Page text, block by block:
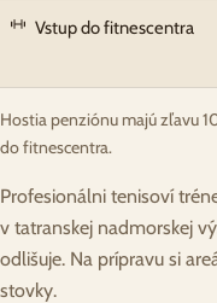
Vstup do fitnescentra
Hostia penziónu majú zľavu
do fitnescentra.
Profesionálni tenisoví
v tatranskej nadmorskej
odlišuje. Na prípravu si
stovky.